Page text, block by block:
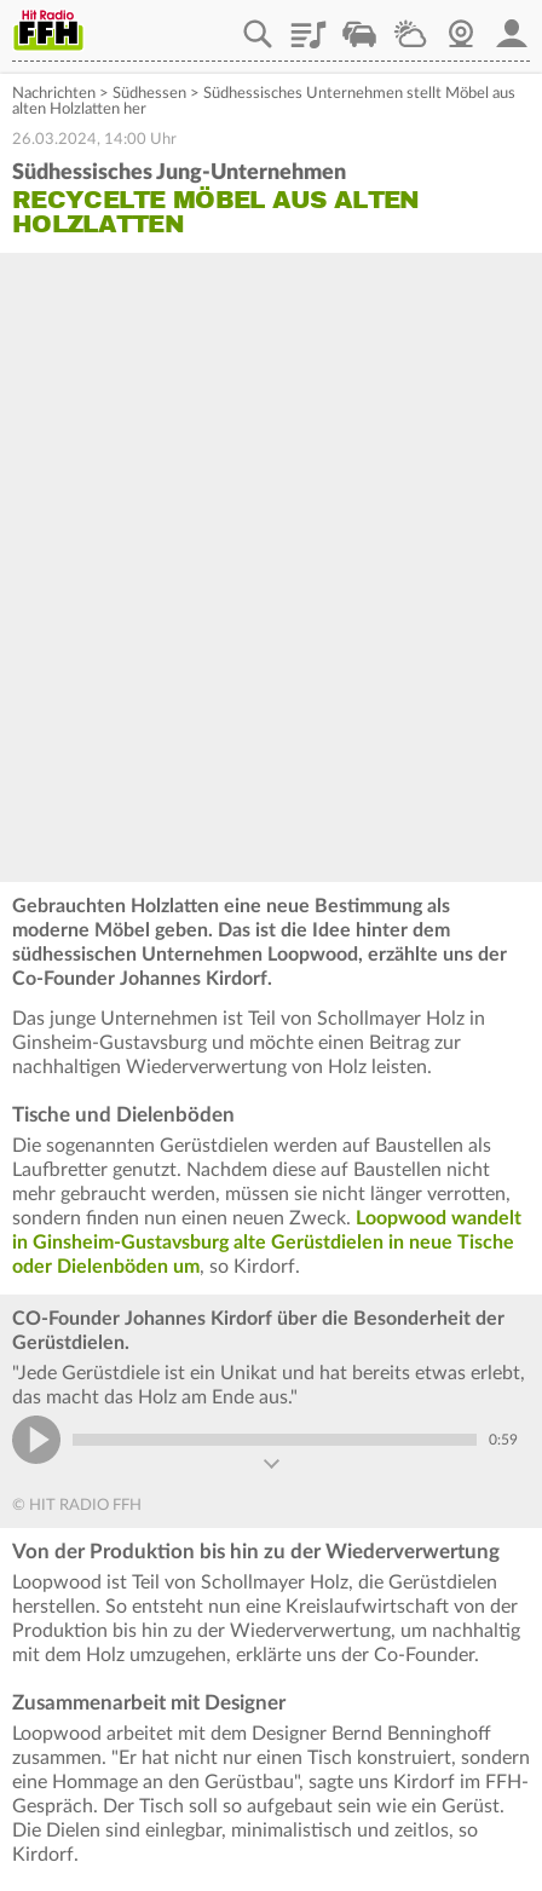
PlaylistStaupilotWetterWebcam
Nachrichten > Südhessen > Südhessisches Unternehmen stellt Möbel aus
alten Holzlatten her
26.03.2024, 14:00 Uhr
Südhessisches Jung-Unternehmen
RECYCELTE MÖBEL AUS ALTEN
HOLZLATTEN
Gebrauchten Holzlatten eine neue Bestimmung als
moderne Möbel geben. Das ist die Idee hinter dem
südhessischen Unternehmen Loopwood, erzählte uns der
Co-Founder Johannes Kirdorf.
Das junge Unternehmen ist Teil von Schollmayer Holz in
Ginsheim-Gustavsburg und möchte einen Beitrag zur
nachhaltigen Wiederverwertung von Holz leisten.
Tische und Dielenböden
Die sogenannten Gerüstdielen werden auf Baustellen als
Laufbretter genutzt. Nachdem diese auf Baustellen nicht
mehr gebraucht werden, müssen sie nicht länger verrotten,
sondern finden nun einen neuen Zweck. Loopwood wandelt
in Ginsheim-Gustavsburg alte Gerüstdielen in neue Tische
oder Dielenböden um, so Kirdorf.
CO-Founder Johannes Kirdorf über die Besonderheit der
Gerüstdielen.
"Jede Gerüstdiele ist ein Unikat und hat bereits etwas erlebt,
das macht das Holz am Ende aus."
0:59
© HIT RADIO FFH
Von der Produktion bis hin zu der Wiederverwertung
Loopwood ist Teil von Schollmayer Holz, die Gerüstdielen
herstellen. So entsteht nun eine Kreislaufwirtschaft von der
Produktion bis hin zu der Wiederverwertung, um nachhaltig
mit dem Holz umzugehen, erklärte uns der Co-Founder.
Zusammenarbeit mit Designer
Loopwood arbeitet mit dem Designer Bernd Benninghoff
zusammen. "Er hat nicht nur einen Tisch konstruiert, sondern
eine Hommage an den Gerüstbau", sagte uns Kirdorf im FFH-
Gespräch. Der Tisch soll so aufgebaut sein wie ein Gerüst.
Die Dielen sind einlegbar, minimalistisch und zeitlos, so
Kirdorf.